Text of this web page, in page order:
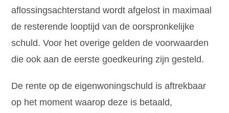
aflossingsachterstand wordt afgelost in maximaal
de resterende looptijd van de oorspronkelijke
schuld. Voor het overige gelden de voorwaarden
die ook aan de eerste goedkeuring zijn gesteld.
De rente op de eigenwoningschuld is aftrekbaar
op het moment waarop deze is betaald,